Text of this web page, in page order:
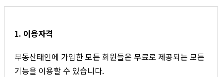
1. 이용자격
부동산태인에 가입한 모든 회원들은 무료로 제공되는 모든
기능을 이용할 수 있습니다.